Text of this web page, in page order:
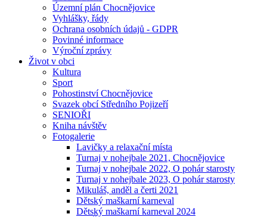
Územní plán Chocnějovice
Vyhlášky, řády
Ochrana osobních údajů - GDPR
Povinné informace
Výroční zprávy
Život v obci
Kultura
Sport
Pohostinství Chocnějovice
Svazek obcí Středního Pojizeří
SENIOŘI
Kniha návštěv
Fotogalerie
Lavičky a relaxační místa
Turnaj v nohejbale 2021, Chocnějovice
Turnaj v nohejbale 2022, O pohár starosty
Turnaj v nohejbale 2023, O pohár starosty
Mikuláš, anděl a čerti 2021
Dětský maškarní karneval
Dětský maškarní karneval 2024